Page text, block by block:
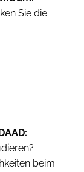
Sie die
beim